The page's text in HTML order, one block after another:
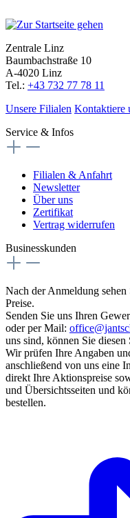
Zentrale Linz
Baumbachstraße 10
A-4020 Linz
Tel.: +43 732 77 78 11
Unsere Filialen Kontaktiere
Service & Infos
Filialen & Anfahrt
Newsletter
Über uns
Zertifikat
Vertrag widerrufen
Businesskunden
Nach der Anmeldung
Preise.
Senden Sie uns Ihren
oder per Mail:
uns sind, können Sie
Wir prüfen Ihre Angaben
anschließend von uns eine
direkt Ihre Aktionspreise
und Übersichtsseiten und
bestellen.